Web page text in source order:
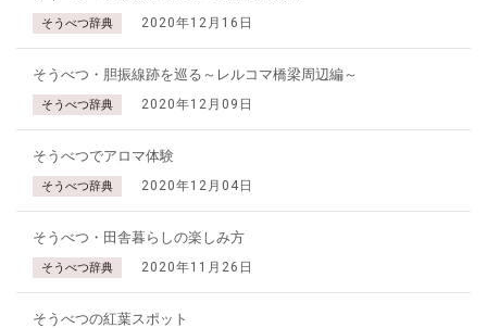
そうべつ辞典 2020年12月16日
そうべつ・胆振線跡を巡る～レルコマ橋梁周辺編～
そうべつ辞典 2020年12月09日
そうべつでアロマ体験
そうべつ辞典 2020年12月04日
そうべつ・田舎暮らしの楽しみ方
そうべつ辞典 2020年11月26日
そうべつの紅葉スポット